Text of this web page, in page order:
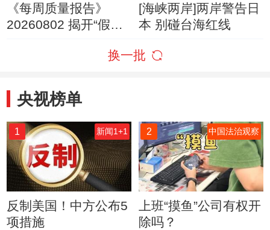
《每周质量报告》
20260802 揭开“假洋
[海峡两岸]两岸警告日
本 别碰台海红线
换一批
央视榜单
1 新闻1+1
反制美国！中方公布5
项措施
2 中国法治观察
上班“摸鱼”公司有权开
除吗？